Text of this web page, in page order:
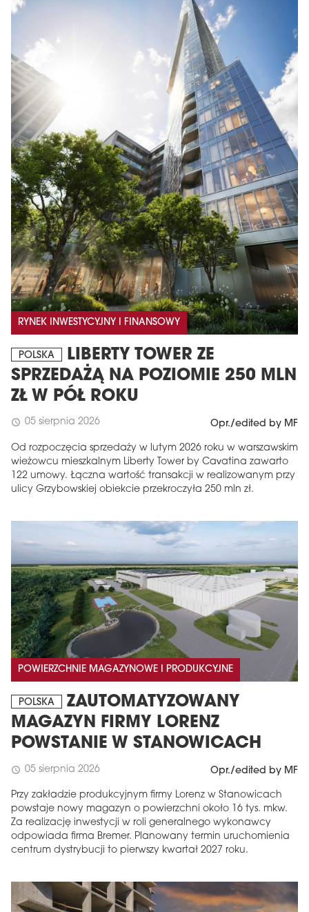
RYNEK INWESTYCYJNY I FINANSOWY
POLSKA
LIBERTY TOWER ZE
SPRZEDAŻĄ NA POZIOMIE 250 MLN
ZŁ W PÓŁ ROKU
schedule 05 sierpnia 2026 Opr./edited by MF
Od rozpoczęcia sprzedaży w lutym 2026 roku w warszawskim
wieżowcu mieszkalnym Liberty Tower by Cavatina zawarto
122 umowy. Łączna wartość transakcji w realizowanym przy
ulicy Grzybowskiej obiekcie przekroczyła 250 mln zł.
POWIERZCHNIE MAGAZYNOWE I PRODUKCYJNE
POLSKA
ZAUTOMATYZOWANY
MAGAZYN FIRMY LORENZ
POWSTANIE W STANOWICACH
schedule 05 sierpnia 2026 Opr./edited by MF
Przy zakładzie produkcyjnym firmy Lorenz w Stanowicach
powstaje nowy magazyn o powierzchni około 16 tys. mkw.
Za realizację inwestycji w roli generalnego wykonawcy
odpowiada firma Bremer. Planowany termin uruchomienia
centrum dystrybucji to pierwszy kwartał 2027 roku.